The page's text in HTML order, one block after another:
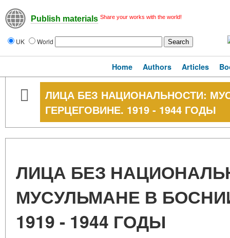
Publish materials Share your works with the world!
UK World
Home Authors Articles
ЛИЦА БЕЗ НАЦИОНАЛЬНОСТИ:
ГЕРЦЕГОВИНЕ. 1919 - 1944 ГОДЫ
ЛИЦА БЕЗ
МУСУЛЬМАНЕ В
1919 - 1944 ГОДЫ